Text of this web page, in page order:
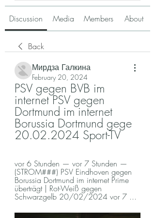
Discussion Media Members About
Back
Мирдза Галкина
February 20, 2024
PSV gegen BVB im
internet PSV gegen
Dortmund im internet
Borussia Dortmund gege
20.02.2024 Sport-TV
vor 6 Stunden — vor 7 Stunden —
(STROM###) PSV Eindhoven gegen
Borussia Dortmund im internet Prime
überträgt | Rot-Weiß gegen
Schwarzgelb 20/02/2024 vor 7 ...